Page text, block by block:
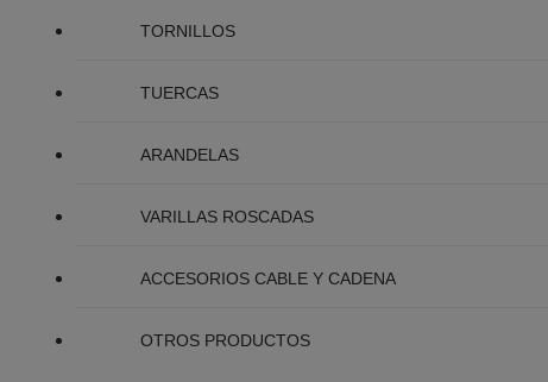
TORNILLOS
TUERCAS
ARANDELAS
VARILLAS ROSCADAS
ACCESORIOS CABLE Y CADENA
OTROS PRODUCTOS